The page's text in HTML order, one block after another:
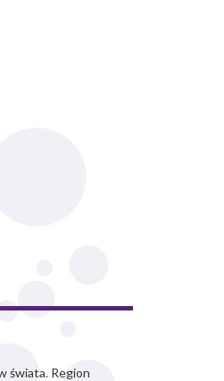
świata. Region